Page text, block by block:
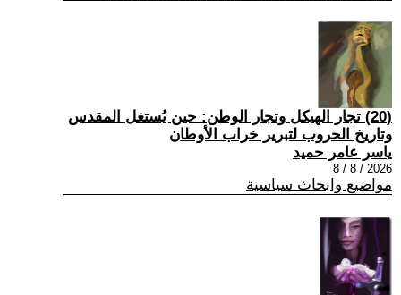
(20) تجار الهيكل وتجار الوطن: حين يُستغل المقدس
وتاريخ الحروب لتبرير خراب الأوطان
ياسر عامر حميد
2026 / 8 / 8
مواضيع وابحاث سياسية